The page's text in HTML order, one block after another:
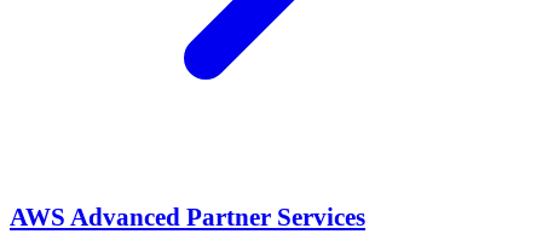
AWS Advanced Partner Services